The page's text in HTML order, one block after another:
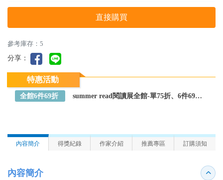
直接購買
參考庫存：5
分享：
特惠活動
全館6件69折 summer read閱讀展全館-單75折、6件69折～全館任選
內容簡介 得獎紀錄 作家介紹 推薦專區 訂購須知
內容簡介 收合